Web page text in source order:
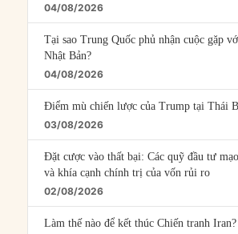
04/08/2026
Tại sao Trung Quốc phủ nhận cuộc gặp
Nhật Bản?
04/08/2026
Điểm mù chiến lược của Trump tại Thái
03/08/2026
Đặt cược vào thất bại: Các quỹ đầu tư
và khía cạnh chính trị của vốn rủi ro
02/08/2026
Làm thế nào để kết thúc Chiến tranh Iran?